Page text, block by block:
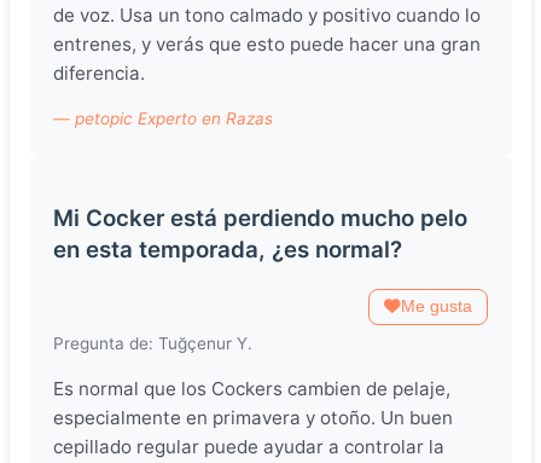
de voz. Usa un tono calmado y positivo cuando lo
entrenes, y verás que esto puede hacer una gran
diferencia.
— petopic Experto en Razas
Mi Cocker está perdiendo mucho pelo
en esta temporada, ¿es normal?
Me gusta
Pregunta de: Tuğçenur Y.
Es normal que los Cockers cambien de pelaje,
especialmente en primavera y otoño. Un buen
cepillado regular puede ayudar a controlar la